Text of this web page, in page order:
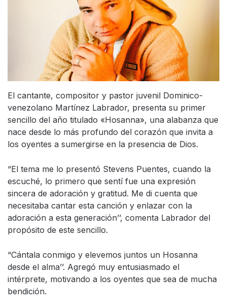
El cantante, compositor y pastor juvenil Dominico-
venezolano Martínez Labrador, presenta su primer
sencillo del año titulado «Hosanna», una alabanza que
nace desde lo más profundo del corazón que invita a
los oyentes a sumergirse en la presencia de Dios.
“El tema me lo presentó Stevens Puentes, cuando la
escuché, lo primero que sentí fue una expresión
sincera de adoración y gratitud. Me di cuenta que
necesitaba cantar esta canción y enlazar con la
adoración a esta generación’’, comenta Labrador del
propósito de este sencillo.
“Cántala conmigo y elevemos juntos un Hosanna
desde el alma’’. Agregó muy entusiasmado el
intérprete, motivando a los oyentes que sea de mucha
bendición.